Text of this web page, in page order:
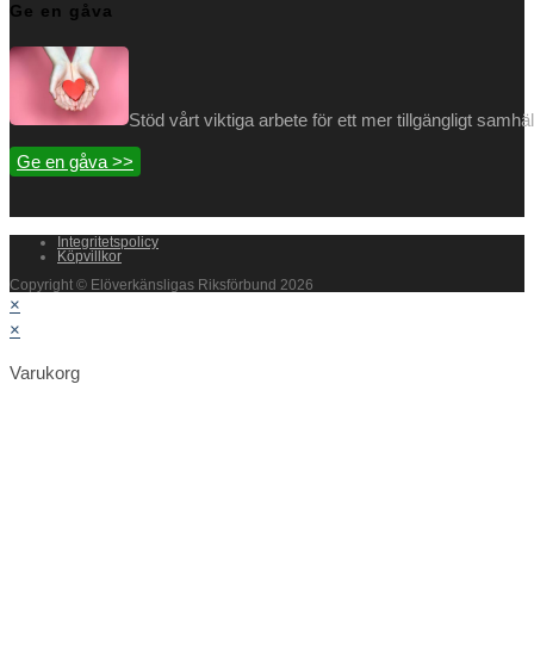
Ge en gåva
Stöd vårt viktiga arbete för ett mer tillgängligt
Ge en gåva >>
Integritetspolicy
Köpvillkor
Copyright © Elöverkänsligas Riksförbund 2026
×
×
Varukorg